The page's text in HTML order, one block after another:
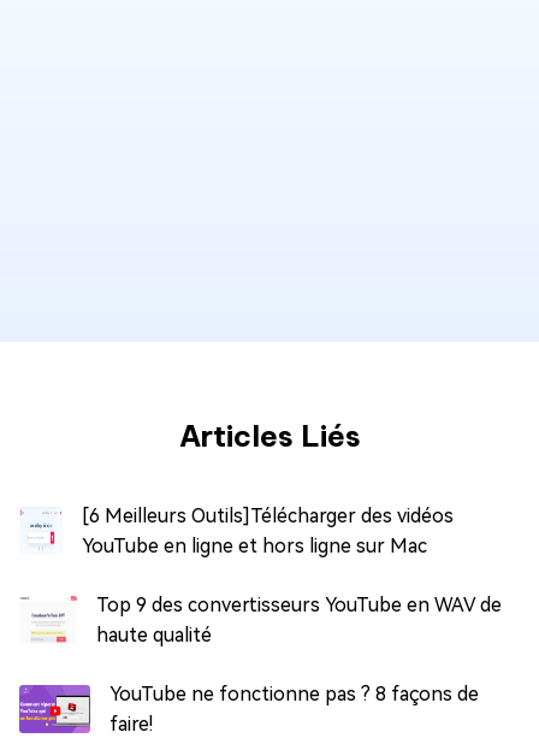
Articles Liés
[6 Meilleurs Outils]Télécharger des vidéos
YouTube en ligne et hors ligne sur Mac
Top 9 des convertisseurs YouTube en WAV de
haute qualité
YouTube ne fonctionne pas ? 8 façons de
faire!